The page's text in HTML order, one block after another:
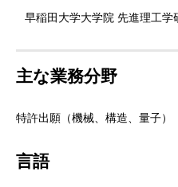
早稲田大学大学院 先進理工
主な業務分野
特許出願（機械、構造、量子）
言語